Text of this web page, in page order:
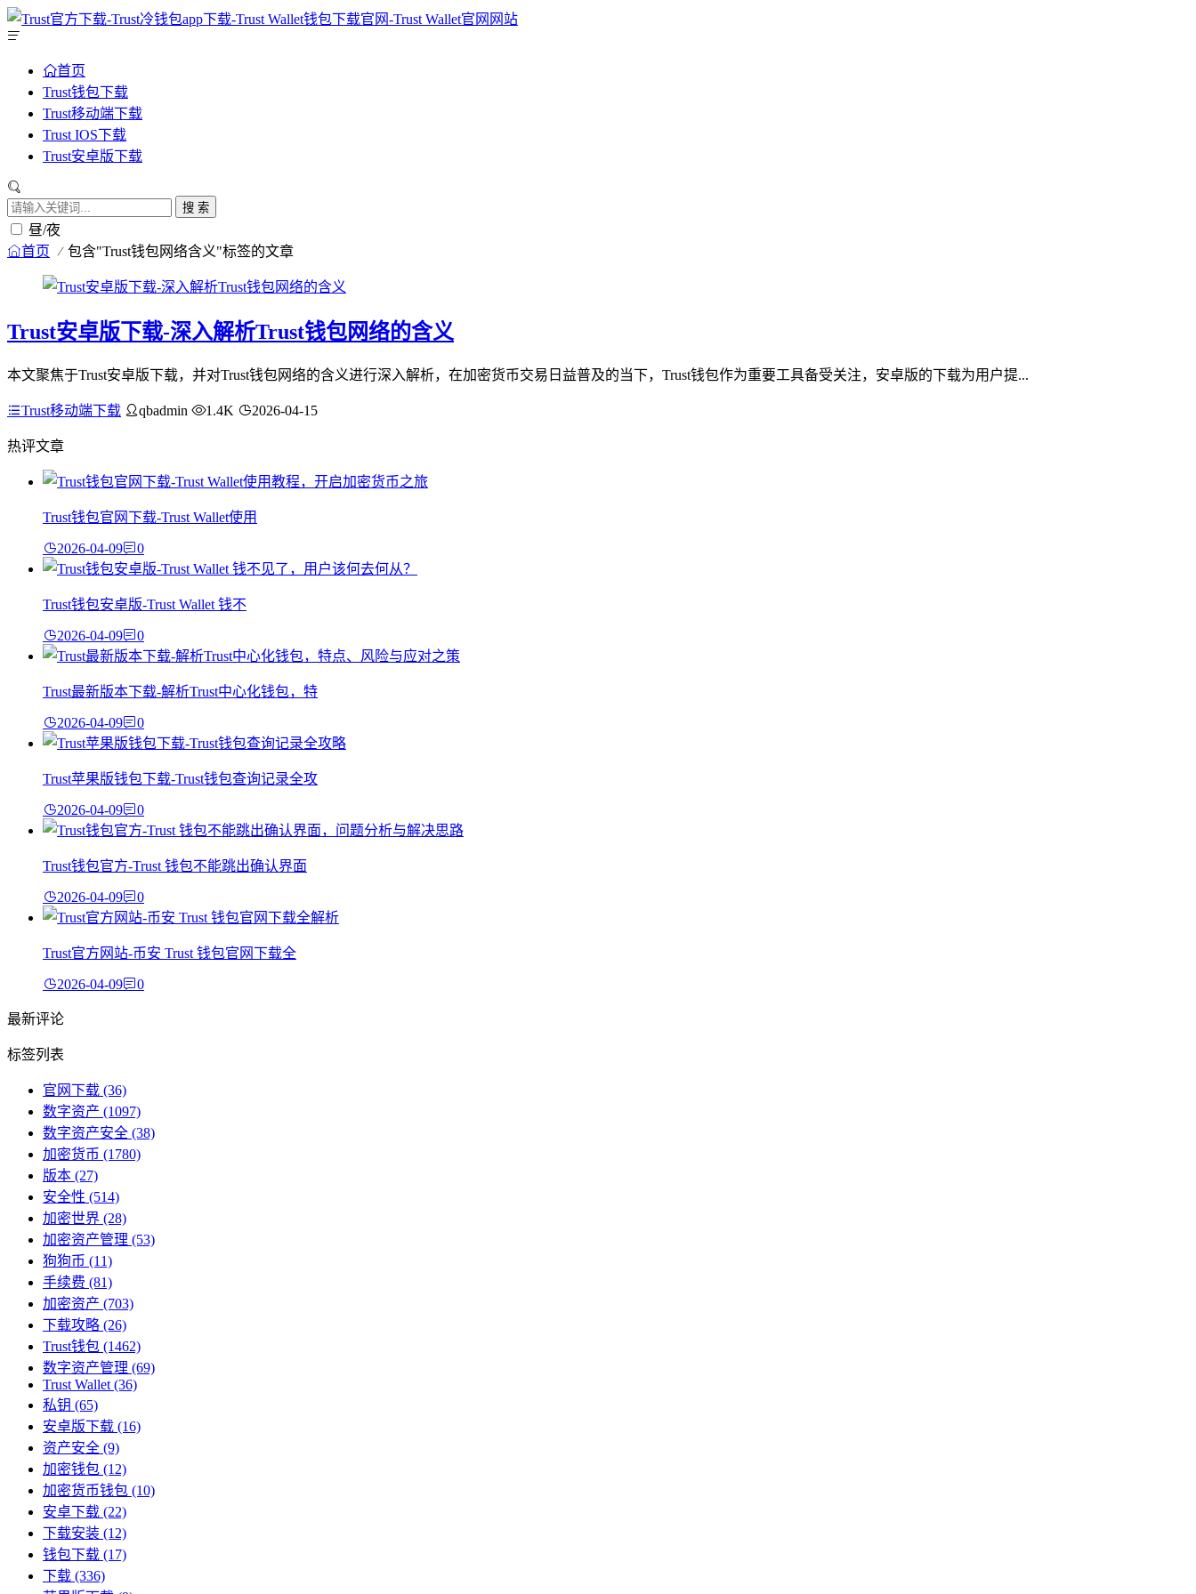
首页
Trust钱包下载
Trust移动端下载
Trust IOS下载
Trust安卓版下载
搜 索
昼/夜
首页 包含"Trust钱包网络含义"标签的文章
Trust安卓版下载-深入解析Trust钱包网络的含义
本文聚焦于Trust安卓版下载，并对Trust钱包网络的含义进行深入解析，在加密货币交易日益普及的当下，Trust钱包作为重要工具备受关注，安卓版的下载为用户提...
Trust移动端下载 qbadmin 1.4K 2026-04-15
热评文章
Trust钱包官网下载-Trust Wallet使用
2026-04-09 0
Trust钱包安卓版-Trust Wallet 钱不
2026-04-09 0
Trust最新版本下载-解析Trust中心化钱包，特
2026-04-09 0
Trust苹果版钱包下载-Trust钱包查询记录全攻
2026-04-09 0
Trust钱包官方-Trust 钱包不能跳出确认界面
2026-04-09 0
Trust官方网站-币安 Trust 钱包官网下载全
2026-04-09 0
最新评论
标签列表
官网下载 (36)
数字资产 (1097)
数字资产安全 (38)
加密货币 (1780)
版本 (27)
安全性 (514)
加密世界 (28)
加密资产管理 (53)
狗狗币 (11)
手续费 (81)
加密资产 (703)
下载攻略 (26)
Trust钱包 (1462)
数字资产管理 (69)
Trust Wallet (36)
私钥 (65)
安卓版下载 (16)
资产安全 (9)
加密钱包 (12)
加密货币钱包 (10)
安卓下载 (22)
下载安装 (12)
钱包下载 (17)
下载 (336)